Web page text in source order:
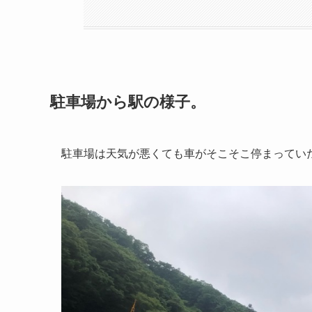
駐車場から駅の様子。
駐車場は天気が悪くても車がそこそこ停まってい